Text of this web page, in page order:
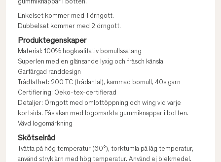
gummiknappar i botten.
Enkelset kommer med 1 örngott.
Dubbelset kommer med 2 örngott.
Produktegenskaper
Material: 100% högkvalitativ bomullssatäng
Superlen med en glänsande lyxig och fräsch känsla
Garfärgad randdesign
Trådtäthet: 200 TC (trådantal), kammad bomull, 40s garn
Certifiering: Oeko-tex-certifierad
Detaljer: Örngott med omlottöppning och wing vid varje
kortsida. Påslakan med logomärkta gummiknappar i botten.
Vävd logomärkning
Skötselråd
Tvätta på hög temperatur (60°), torktumla på låg temperatur,
använd strykjärn med hög temperatur. Använd ej blekmedel.